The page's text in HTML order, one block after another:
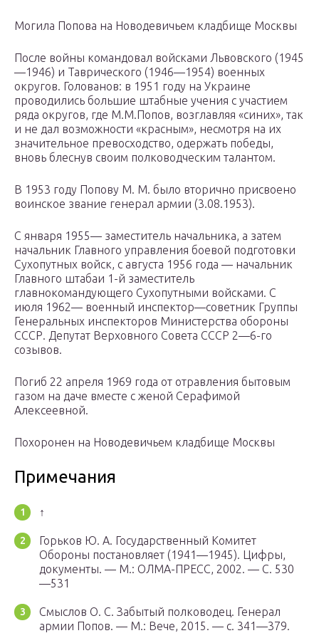
Могила Попова на Новодевичьем кладбище Москвы
После войны командовал войсками Львовского (1945
—1946) и Таврического (1946—1954) военных
округов. Голованов: в 1951 году на Украине
проводились большие штабные учения с участием
ряда округов, где М.М.Попов, возглавляя «синих», так
и не дал возможности «красным», несмотря на их
значительное превосходство, одержать победы,
вновь блеснув своим полководческим талантом.
В 1953 году Попову М. М. было вторично присвоено
воинское звание генерал армии (3.08.1953).
С января 1955— заместитель начальника, а затем
начальник Главного управления боевой подготовки
Сухопутных войск, с августа 1956 года — начальник
Главного штабаи 1-й заместитель
главнокомандующего Сухопутными войсками. С
июля 1962— военный инспектор—советник Группы
Генеральных инспекторов Министерства обороны
СССР. Депутат Верховного Совета СССР 2—6-го
созывов.
Погиб 22 апреля 1969 года от отравления бытовым
газом на даче вместе с женой Серафимой
Алексеевной.
Похоронен на Новодевичьем кладбище Москвы
Примечания
↑
Горьков Ю. А. Государственный Комитет
Обороны постановляет (1941—1945). Цифры,
документы. — М.: ОЛМА-ПРЕСС, 2002. — С. 530
—531
Смыслов О. С. Забытый полководец. Генерал
армии Попов. — М.: Вече, 2015. — с. 341—379.